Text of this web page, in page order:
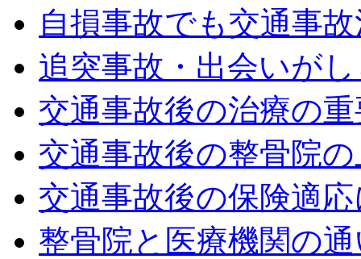
自損事故でも交通事
追突事故・出会いが
交通事故後の治療の
交通事故後の整骨院
交通事故後の保険適
整骨院と医療機関の